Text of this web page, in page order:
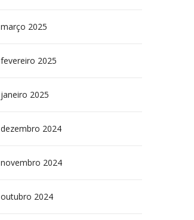
março 2025
fevereiro 2025
janeiro 2025
dezembro 2024
novembro 2024
outubro 2024